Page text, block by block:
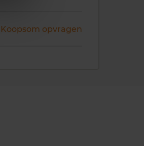
Koopsom opvragen